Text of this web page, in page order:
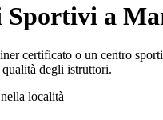
Sportivi a
certificato o un centro
degli istruttori.
località